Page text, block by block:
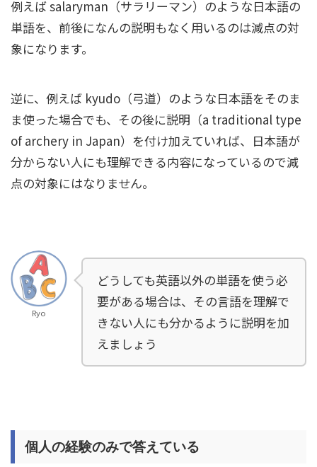
例えば salaryman（サラリーマン）のような日本語の
単語を、前後になんの説明もなく用いるのは減点の対
象になります。
逆に、例えば kyudo（弓道）のような日本語をそのま
ま使った場合でも、その後に説明（a traditional type
of archery in Japan）を付け加えていれば、日本語が
分からない人にも理解できる内容になっているので減
点の対象にはなりません。
Ryo
どうしても英語以外の単語を使う必
要がある場合は、その言語を理解で
きない人にも分かるように説明を加
えましょう
個人の経験のみで答えている